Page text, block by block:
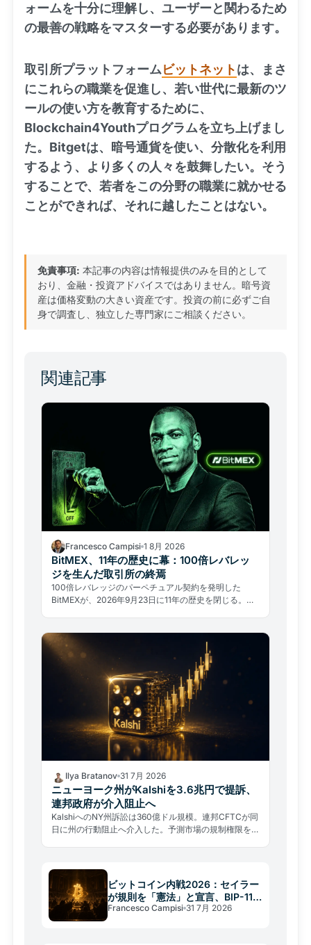
ォームを十分に理解し、ユーザーと関わるため
の最善の戦略をマスターする必要があります。
取引所プラットフォームビットネットは、まさ
にこれらの職業を促進し、若い世代に最新のツ
ールの使い方を教育するために、
Blockchain4Youthプログラムを立ち上げまし
た。Bitgetは、暗号通貨を使い、分散化を利用
するよう、より多くの人々を鼓舞したい。そう
することで、若者をこの分野の職業に就かせる
ことができれば、それに越したことはない。
免責事項: 本記事の内容は情報提供のみを目的として
おり、金融・投資アドバイスではありません。暗号資
産は価格変動の大きい資産です。投資の前に必ずご自
身で調査し、独立した専門家にご相談ください。
関連記事
Francesco Campisi 1 8月 2026
BitMEX、11年の歴史に幕：100倍レバレッ
ジを生んだ取引所の終焉
100倍レバレッジのパーペチュアル契約を発明した
BitMEXが、2026年9月23日に11年の歴史を閉じる。ハ
Ilya Bratanov 31 7月 2026
ニューヨーク州がKalshiを3.6兆円で提訴、
連邦政府が介入阻止へ
KalshiへのNY州訴訟は360億ドル規模。連邦CFTCが同
日に州の行動阻止へ介入した。予測市場の規制権限をめ
ビットコイン内戦2026：セイラー
が規則を「憲法」と宣言、BIP-110
が焦点
Francesco Campisi 31 7月 2026